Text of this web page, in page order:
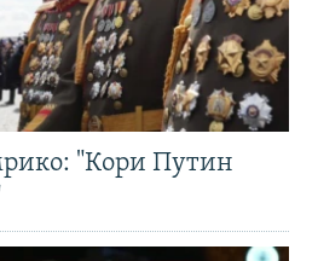
"Кори Путин